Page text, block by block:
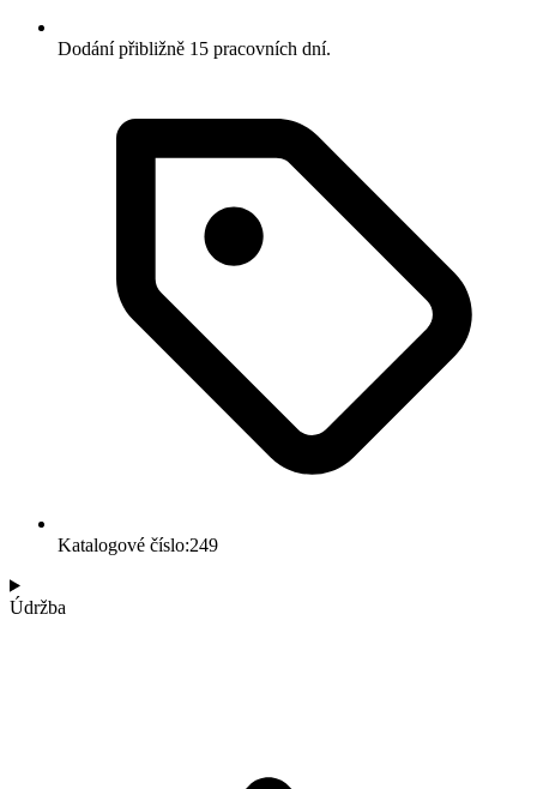
Dodání přibližně 15 pracovních dní.
Katalogové číslo:249
Údržba